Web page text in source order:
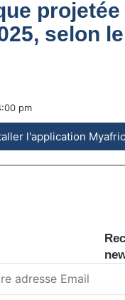
projetée
selon
pm
l'application